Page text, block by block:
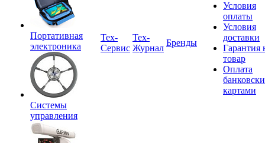
Портативная
электроника
Системы
управления
Tex-
Сервис
Тех-
Журнал
Бренды
Условия
оплаты
Условия
доставки
Гарантия
товар
Оплата
картами